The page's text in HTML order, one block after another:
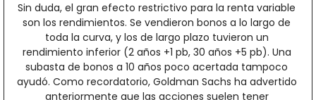
Sin duda, el gran efecto restrictivo para la renta variable
son los rendimientos. Se vendieron bonos a lo largo de
toda la curva, y los de largo plazo tuvieron un
rendimiento inferior (2 años +1 pb, 30 años +5 pb). Una
subasta de bonos a 10 años poco acertada tampoco
ayudó. Como recordatorio, Goldman Sachs ha advertido
anteriormente que las acciones suelen tener